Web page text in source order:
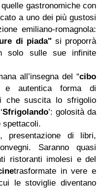
gastronomiche con
a uno dei più gustosi
emiliano-romagnola:
di piada" si proporrà
solo sulle sue infinite
all’insegna del “cibo
autentica forma di
che suscita lo sfrigolio
Sfrigolando’: golosità da
spettacoli.
presentazione di libri,
Saranno quasi
ristoranti imolesi e del
trasformate in vere e
le stoviglie diventano